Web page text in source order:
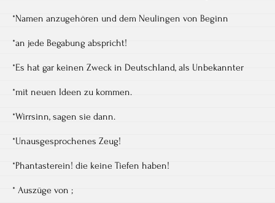
*Namen anzugehören und dem Neulingen von Beginn
*an jede Begabung abspricht!
*Es hat gar keinen Zweck in Deutschland, als Unbekannter
*mit neuen Ideen zu kommen.
*Wirrsinn, sagen sie dann.
*Unausgesprochenes Zeug!
*Phantasterein! die keine Tiefen haben!
* Auszüge von ;